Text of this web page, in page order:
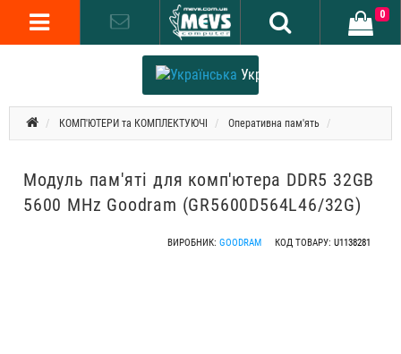
Українська
0
КОМП'ЮТЕРИ та КОМПЛЕКТУЮЧІ Оперативна пам'ять
Модуль пам'яті для комп'ютера DDR5 32GB
5600 MHz Goodram (GR5600D564L46/32G)
ВИРОБНИК: GOODRAM КОД ТОВАРУ: U1138281